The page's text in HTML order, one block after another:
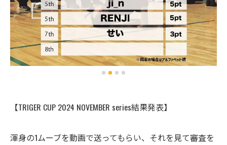
【TRIGER CUP 2024 NOVEMBER series結果発表】
渾身の1ムーブを動画で送ってもらい、それを見て審査を